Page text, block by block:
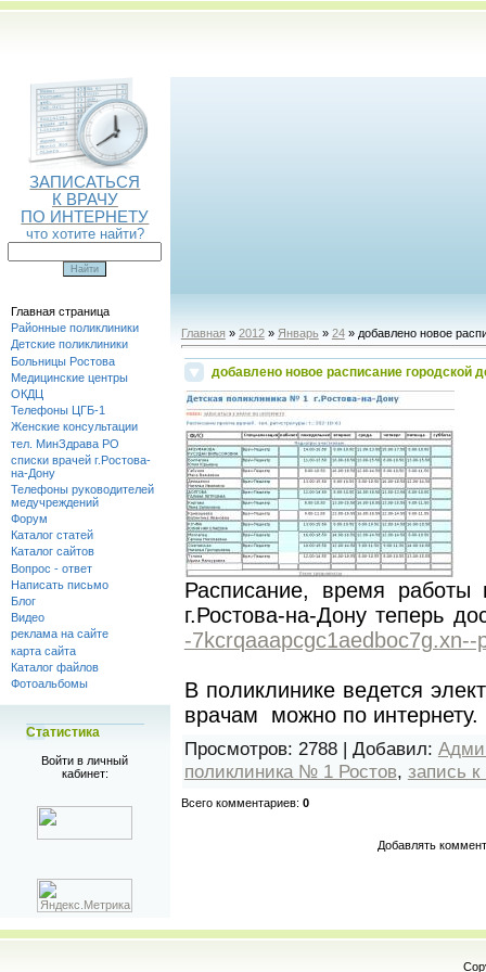
ЗАПИСАТЬСЯ
К ВРАЧУ
ПО ИНТЕРНЕТУ
что хотите найти?
Главная страница
Районные поликлиники
Детские поликлиники
Больницы Ростова
Медицинские центры
ОКДЦ
Телефоны ЦГБ-1
Женские консультации
тел. МинЗдрава РО
списки врачей г.Ростова-
на-Дону
Телефоны руководителей
медучреждений
Форум
Каталог статей
Каталог сайтов
Вопрос - ответ
Написать письмо
Блог
Видео
реклама на сайте
карта сайта
Каталог файлов
Фотоальбомы
Статистика
Войти в личный
кабинет:
Главная » 2012» Январь» 24» добавлено новое
добавлено новое расписание городской
Расписание, время
г.Ростова-на-Дону теперь
-7kcrqaaapcgc1aedboc7g.xn--
В поликлинике ведется
врачам можно по интернету.
Просмотров: 2788 | Добавил:
поликлиника № 1 Ростов, запись
Всего комментариев: 0
Добавлять